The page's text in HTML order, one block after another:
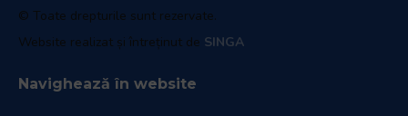
© Toate drepturile sunt rezervate.
Website realizat și întreținut de SINGA
Navighează în website